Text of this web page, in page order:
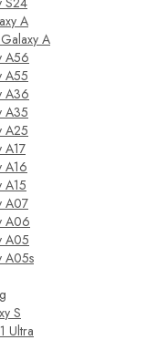
A
A
A56
A55
A36
A35
A25
A17
A16
A15
A07
A06
A05
A05s
S
Ultra